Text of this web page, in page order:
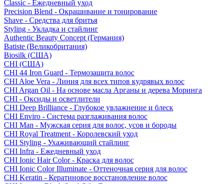
Classic - Ежедневный уход
Precision Blend - Окрашивание и тонирование
Shave - Средства для бритья
Styling - Укладка и стайлинг
Authentic Beauty Concept (Германия)
Batiste (Великобритания)
Biosilk (США)
CHI (США)
CHI 44 Iron Guard - Термозащита волос
CHI Aloe Vera - Линия для всех типов кудрявых волос
CHI Argan Oil - На основе масла Арганы и дерева Моринга
CHI - Оксиды и осветлители
CHI Deep Brilliance - Глубокое увлажнение и блеск
CHI Enviro - Система разглаживания волос
CHI Man - Мужская серия для волос, усов и бороды
CHI Royal Treatment - Королевский уход
CHI Styling - Ухаживающий стайлинг
CHI Infra - Ежедневный уход
CHI Ionic Hair Color - Краска для волос
CHI Ionic Color Illuminate - Оттеночная серия для волос
CHI Keratin - Кератиновое восстановление волос